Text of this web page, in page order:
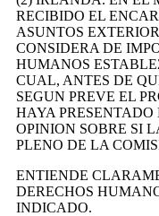
RECIBIDO EL
ASUNTOS
CONSIDERA DE
HUMANOS
CUAL, ANTES DE
SEGUN PREVE EL
HAYA
OPINION SOBRE SI
PLENO DE LA
ENTIENDE
DERECHOS
INDICADO.